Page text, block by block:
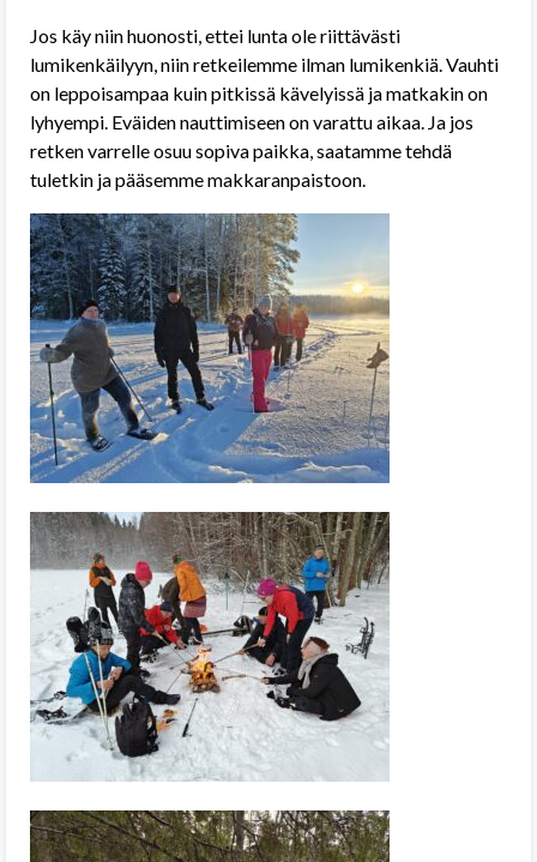
Jos käy niin huonosti, ettei lunta ole riittävästi
lumikenkäilyyn, niin retkeilemme ilman lumikenkiä. Vauhti
on leppoisampaa kuin pitkissä kävelyissä ja matkakin on
lyhyempi. Eväiden nauttimiseen on varattu aikaa. Ja jos
retken varrelle osuu sopiva paikka, saatamme tehdä
tuletkin ja pääsemme makkaranpaistoon.